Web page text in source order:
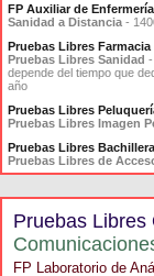
FP Auxiliar de
Sanidad a Distancia -
Pruebas Libres Farmacia
Pruebas Libres Sanidad
depende del tiempo que
año
Pruebas Libres
Pruebas Libres Imagen
Pruebas Libres
Pruebas Libres de
Pruebas Libres
FP Laboratorio de